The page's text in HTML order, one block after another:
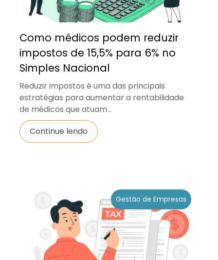
Como médicos podem reduzir
impostos de 15,5% para 6% no
Simples Nacional
Reduzir impostos é uma das principais
estratégias para aumentar a rentabilidade
de médicos que atuam...
Continue lendo
Gestão de Empresas